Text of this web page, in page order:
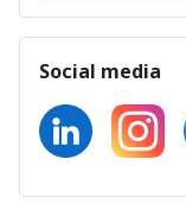
Social media